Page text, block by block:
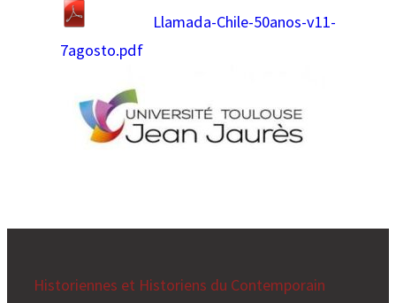
Llamada-Chile-50anos-v11-
7agosto.pdf
Historiennes et Historiens du Contemporain